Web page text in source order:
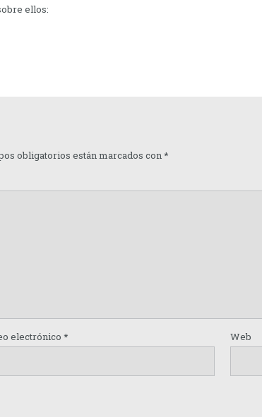
ellos:
obligatorios están marcados con*
electrónico * Web